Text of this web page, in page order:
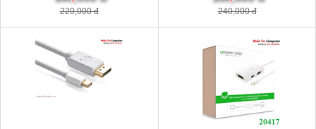
220,000 đ
10476 cao cấp
240,000 đ